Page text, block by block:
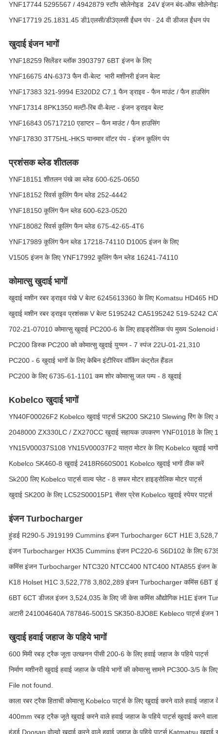
YNF17744 5295567 / 4942879 स्टॉप सोलेनोइड ️ 24V इंजन बंद-ऑफ
YNF17719 25.1831.45 डी1एलसी/डी3एलसी ईंधन पंप ∙ 24 वी डीजल ईंधन पंप
खुदाई इंजन भागों
YNF18259 सिलेंडर ब्लॉक 3903797 6BT इंजन के लिए
YNF16675 4N-6373 फैन वी-बेल्ट ️ भारी मशीनरी इंजन बेल्ट
YNF17383 321-9994 E320D2 C7.1 फैन ड्राइव - फैन माउंट / फैन हाउसिंग
YNF17314 8PK1350 मल्टी-रिब वी-बेल्ट - इंजन ड्राइव बेल्ट
YNF16843 05717210 एडाप्टर – फैन माउंट / फैन हाउसिंग
YNF17830 3T75HL-HKS यानमार वॉटर पंप - इंजन कूलिंग पंप
प्रशंसक ब्लेड शीतलक
YNF18151 शीतलन पंखे का ब्लेड 600-625-0650
YNF18152 रिवर्स कूलिंग फैन ब्लेड 252-4442
YNF18150 कूलिंग फैन ब्लेड 600-623-0520
YNF18082 रिवर्स कूलिंग फैन ब्लेड 675-42-65-4T6
YNF17989 कूलिंग फैन ब्लेड 17218-74110 D1005 इंजन के लिए
V1505 इंजन के लिए YNF17992 कूलिंग फैन ब्लेड 16241-74110
कोमात्सु खुदाई भागों
खुदाई मशीन रबर ड्राइव पंखे V बेल्ट 6245613360 के लिए Komatsu HD465
खुदाई मशीन रबर ड्राइव प्रशंसक V बेल्ट 5195242 CA5195242 519-5242
702-21-07010 कोमात्सु खुदाई PC200-6 के लिए हाइड्रोलिक पंप मुख्य Solenoid
PC200 डिस्क PC200 को कोमात्सु खुदाई युग्मन - 7 स्पंज 22U-01-21,310
PC200 - 6 खुदाई भागों के लिए केबिन इंटीरियर वॉकिंग कंट्रोल हैंडल
PC200 के लिए 6735-61-1101 कम शोर कोमात्सु जल पम्प - 8 खुदाई
Kobelco खुदाई भागों
YN40F00026F2 Kobelco खुदाई पार्ट्स SK200 SK210 Slewing रिंग के लिए
2048000 ZX330LC / ZX270CC खुदाई सहायक उपकरण YNF01018 के लिए 1
YN15V00037S108 YN15V00037F2 यात्रा मोटर के लिए Kobelco खुदाई भागों
Kobelco SK460-8 खुदाई 2418R660S001 Kobelco खुदाई भागों ठीक करें
Sk200 लिए Kobelco पार्ट्स वाल्व प्लेट - 8 सफर मोटर हाइड्रोलिक मोटर पार्ट्स
खुदाई SK200 के लिए LC52S00015P1 सेंसर प्रेस Kobelco खुदाई स्पेयर पार्ट्स
इंजन Turbocharger
हुंडई R290-5 J919199 Cummins इंजन Turbocharger 6CT H1E
इंजन Turbocharger HX35 Cummins इंजन PC220-6 S6D102 के लिए
कमिंस इंजन Turbocharger NTC320 NTCC400 NTC400 NTA855 इंजन
K18 Holset H1C 3,522,778 3,802,289 इंजन Turbocharger कमिंस 6BT
6BT 6CT डीजल इंजन 3,524,035 के लिए जी केस कमिंस औद्योगिक H1E इंजन
अटारी 241004640A 787846-5001S SK350-8JO8E Kebleco पार्ट्स
खुदाई हवाई जहाज के पहिये भागों
600 मिमी रबड़ ट्रैक जूता उत्खनन पीसी 200-6 के लिए हवाई जहाज के पहिये पार्ट्स
निर्माण मशीनरी खुदाई हवाई जहाज के पहिये भागों की कोमात्सु सामने PC300-3/5 के
File not found.
काला रबर ट्रैक हिताची कोमात्सु Kobelco पार्ट्स के लिए खुदाई करने वाले हवाई
400mm रबड़ ट्रैक जूते खुदाई करने वाले हवाई जहाज के पहिये पार्ट्स खुदाई करने वाला
हुंडई Doosan वोल्वो खुदाई करने वाले हवाई जहाज के पहिये पार्ट्स Katmatsu खुदाई